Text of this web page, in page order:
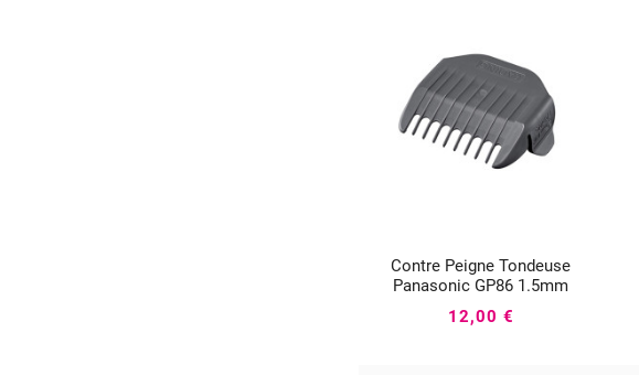
Contre Peigne Tondeuse
Panasonic GP86 1.5mm
  
12,00 €